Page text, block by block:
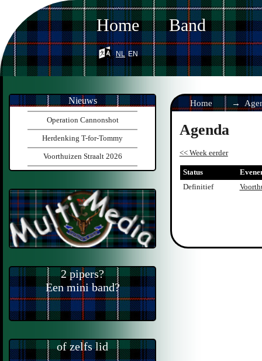
Home Band
nl en
Home
Agenda
<< Week eerder
Status
Definitief
Nieuws
Operation Cannonshot
Herdenking T-for-Tommy
Voorthuizen Straalt 2026
2 pipers?
Een mini band?
of zelfs lid